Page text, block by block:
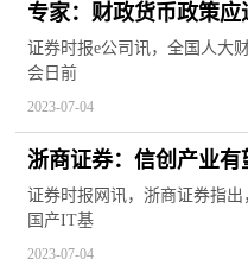
专家：财政货币政策应
证券时报e公司讯，全国人大
会日前
2023-07-04
浙商证券：信创产业
的主要方向
证券时报网讯，浙商证券指出
国产IT基
2023-07-04